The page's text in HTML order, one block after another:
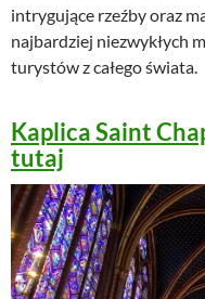
intrygujące rzeźby oraz
najbardziej niezwykłych
turystów z całego świata.
Kaplica Saint
tutaj